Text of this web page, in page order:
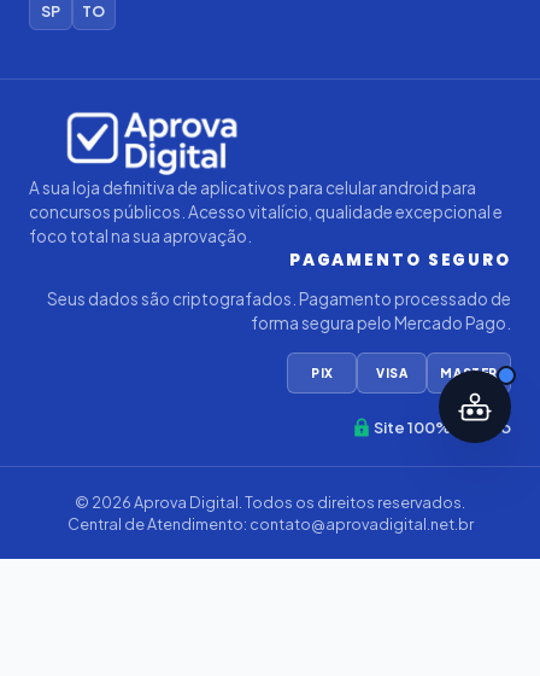
SP
TO
A sua loja definitiva de aplicativos para celular android para
concursos públicos. Acesso vitalício, qualidade excepcional e
foco total na sua aprovação.
PAGAMENTO SEGURO
Seus dados são criptografados. Pagamento processado de
forma segura pelo Mercado Pago.
PIX VISA MASTER
Site 100% Seguro
© 2026Aprova Digital . Todos os direitos reservados.
Central de Atendimento: contato@aprovadigital.net.br